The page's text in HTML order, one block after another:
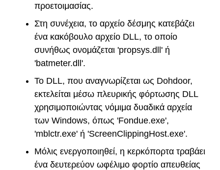
προετοιμασίας.
Στη συνέχεια, το αρχείο δέσμης κατεβάζει
ένα κακόβουλο αρχείο DLL, το οποίο
συνήθως ονομάζεται 'propsys.dll' ή
'batmeter.dll'.
Το DLL, που αναγνωρίζεται ως Dohdoor,
εκτελείται μέσω πλευρικής φόρτωσης DLL
χρησιμοποιώντας νόμιμα δυαδικά αρχεία
των Windows, όπως 'Fondue.exe',
'mblctr.exe' ή 'ScreenClippingHost.exe'.
Μόλις ενεργοποιηθεί, η κερκόπορτα τραβάει
ένα δευτερεύον ωφέλιμο φορτίο απευθείας